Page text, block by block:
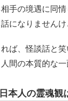
手の境遇に同
になりませんけ
ば、怪談話と
間の本質的な
本人の霊魂観